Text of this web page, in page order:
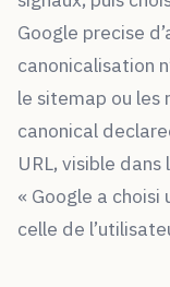
Google precise
canonicalisation
le sitemap ou
canonical
URL, visible dans
« Google a
celle de